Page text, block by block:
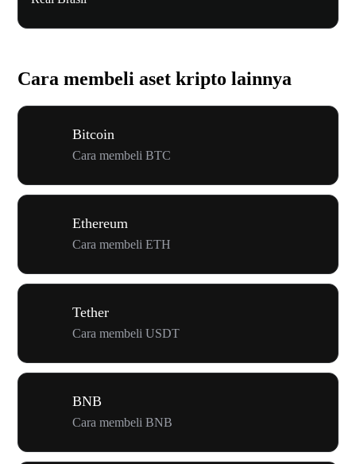
Cara membeli aset kripto lainnya
Bitcoin
Cara membeli BTC
Ethereum
Cara membeli ETH
Tether
Cara membeli USDT
BNB
Cara membeli BNB